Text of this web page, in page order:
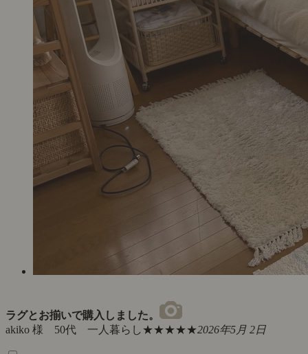
ラグとお揃いで購入しました。
akiko 様 50代 一人暮らし★★★★★2026年5月 2日